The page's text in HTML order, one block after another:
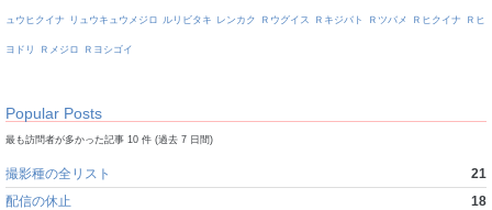
ュウヒクイナ リュウキュウメジロ ルリビタキ レンカク Ｒウグイス Ｒキジバト Ｒツバメ Ｒヒクイナ Ｒヒ
ヨドリ Ｒメジロ Ｒヨシゴイ
Popular Posts
最も訪問者が多かった記事 10 件 (過去 7 日間)
撮影種の全リスト
21
配信の休止
18